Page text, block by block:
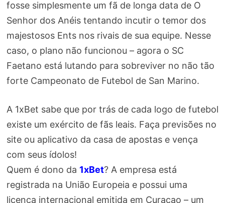
fosse simplesmente um fã de longa data de O
Senhor dos Anéis tentando incutir o temor dos
majestosos Ents nos rivais de sua equipe. Nesse
caso, o plano não funcionou – agora o SC
Faetano está lutando para sobreviver no não tão
forte Campeonato de Futebol de San Marino.
A 1xBet sabe que por trás de cada logo de futebol
existe um exército de fãs leais. Faça previsões no
site ou aplicativo da casa de apostas e vença
com seus ídolos!
Quem é dono da 1xBet? A empresa está
registrada na União Europeia e possui uma
licença internacional emitida em Curaçao – um